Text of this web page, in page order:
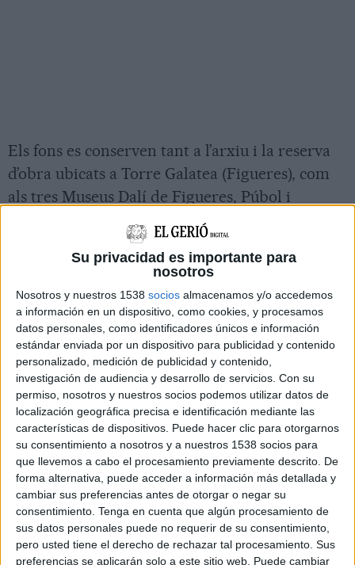
Su privacidad es importante para
nosotros
Nosotros y nuestros 1538 socios almacenamos y/o accedemos
a información en un dispositivo, como cookies, y procesamos
datos personales, como identificadores únicos e información
estándar enviada por un dispositivo para publicidad y contenido
personalizado, medición de publicidad y contenido,
investigación de audiencia y desarrollo de servicios. Con su
permiso, nosotros y nuestros socios podemos utilizar datos de
localización geográfica precisa e identificación mediante las
características de dispositivos. Puede hacer clic para otorgarnos
su consentimiento a nosotros y a nuestros 1538 socios para
que llevemos a cabo el procesamiento previamente descrito. De
forma alternativa, puede acceder a información más detallada y
cambiar sus preferencias antes de otorgar o negar su
consentimiento. Tenga en cuenta que algún procesamiento de
sus datos personales puede no requerir de su consentimiento,
pero usted tiene el derecho de rechazar tal procesamiento. Sus
preferencias se aplicarán solo a este sitio web. Puede cambiar
Els fons es conserven tant a l’arxiu i la reserva
d’obra ubicats a Torre Galatea (Figueres), com
als tres Museus Dalí de Figueres, Púbol i
Portlligat. Fins ara, la digitalització s’havia
centrat sobretot en les pintures de Salvador
Dalí, consultables en obert i en quatre idiomes
a través del Catàleg Raonat del web corporatiu.
Amb aquest nou impuls, la Fundació preveu
tenir digitalitzats els fons en un termini de dos
anys i mig.
Aquest pla suposa assolir la xifra de més de
118.000 documents -entre manuscrits,
correspondència, fotografies, documents
audiovisuals i sonors i hemeroteca-, i prop de
15.000 béns patrimonials -com són pintures,
dibuixos, obra gràfica, escultures, instal·lacions,
material de taller, indumentària, mobiliari i
utensilis de treball-. En total es generaran més